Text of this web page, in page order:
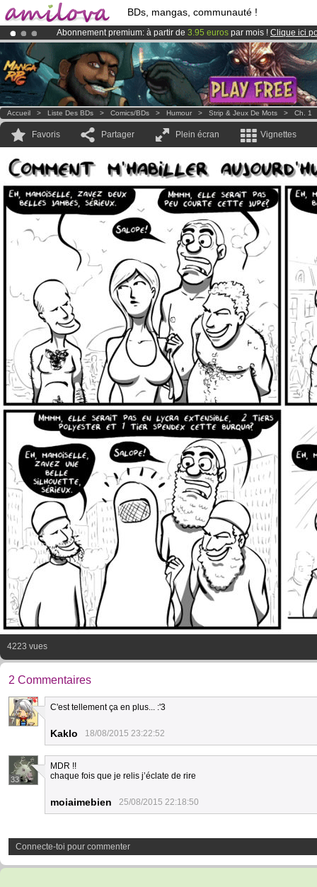
BDs, mangas, communauté !
Abonnement premium: à partir de 3.95 euros par mois ! Clique ici
LeKickstarter Amilova est désormais lancé!.
Déjà 100000membreset 1000BDs & Mangas!
Accueil > Liste Des BDs > Comics/BDs > Humour > Strip & Jeux De Mots > Ch. 1
Favoris Partager Plein écran Vignettes
4223 vues
2 Commentaires
7
C'est tellement ça en plus... :'3
Kaklo 18/08/2015 23:22:52
33
MDR !!
chaque fois que je relis j’éclate de rire
moiaimebien 25/08/2015 22:18:50
Connecte-toi pour commenter